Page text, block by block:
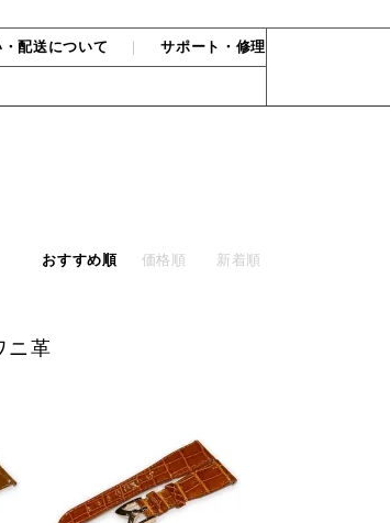
配送について ｜サポート・修理
おすすめ順
価格順 新着順
ニ革